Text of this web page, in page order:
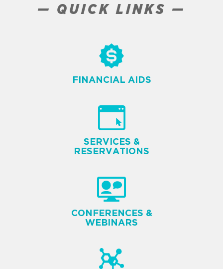
— QUICK LINKS —
FINANCIAL AIDS
SERVICES &
RESERVATIONS
CONFERENCES &
WEBINARS